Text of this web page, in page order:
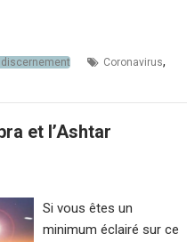
Coronavirus,
et l’Ashtar
Si vous êtes un
minimum éclairé sur ce